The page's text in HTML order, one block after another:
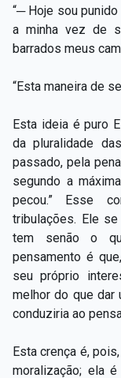
“─ Hoje sou
a minha vez de
barrados meus
“Esta maneira de
Esta ideia é puro
da pluralidade
passado, pela
segundo a
pecou.” Esse
tribulações. Ele
tem senão o
pensamento é
seu próprio
melhor do que dar
conduziria ao
Esta crença é,
moralização; ela